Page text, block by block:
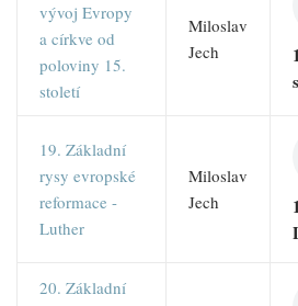
vývoj Evropy
a církve od
poloviny 15.
století
Miloslav
Jech
19. Základní
rysy evropské
reformace -
Luther
Miloslav
Jech
20. Základní